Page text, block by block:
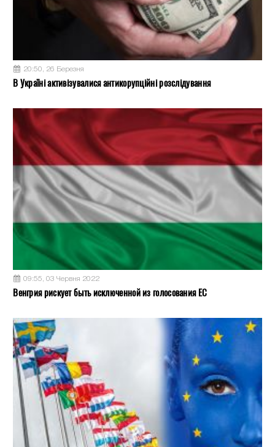
20:50, 26 Березня
В Україні активізувалися антикорупційні розслідування
09:55, 03 Червня 2022
Венгрия рискует быть исключенной из голосования ЕС